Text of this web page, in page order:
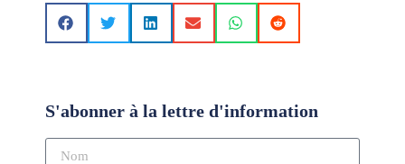
S'abonner à la lettre d'information